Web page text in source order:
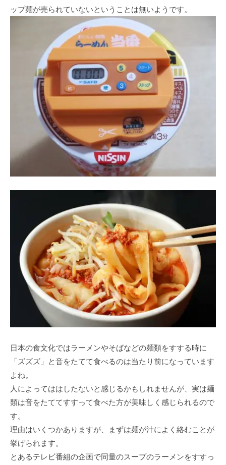
ップ麺が売られていないということは無いようです。
日本の食文化ではラーメンやそばなどの麺類をすする時に
「ズズズ」と音をたてて食べるのは当たり前になっています
よね。
人によってははしたないと感じるかもしれませんが、実は麺
類は音をたててすすって食べた方が美味しく感じられるので
す。
理由はいくつかありますが、まずは麺が汁によく絡むことが
挙げられます。
とあるテレビ番組の企画で同量のスープのラーメンをすすっ